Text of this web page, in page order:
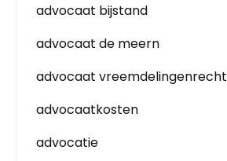
advocaat bijstand
advocaat de meern
advocaat vreemdelingenrecht
advocaatkosten
advocatie